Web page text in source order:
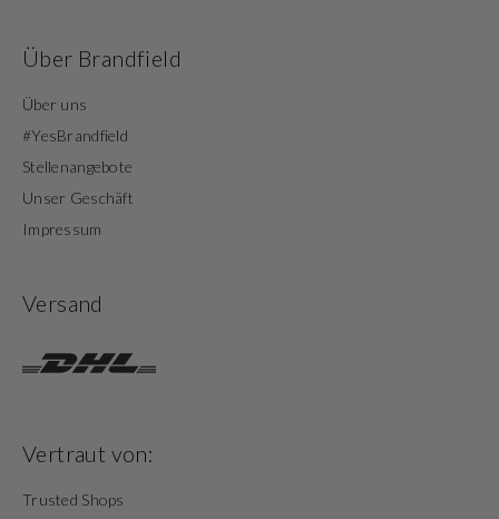
Über Brandfield
Über uns
#YesBrandfield
Stellenangebote
Unser Geschäft
Impressum
Versand
Vertraut von:
Trusted Shops